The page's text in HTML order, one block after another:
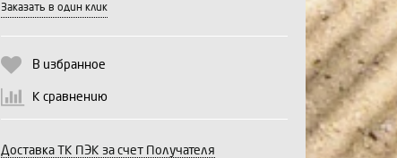
Продолжить Отмена
Заказать в один клик
В избранное
К сравнению
Доставка ТК ПЭК за счет Получателя